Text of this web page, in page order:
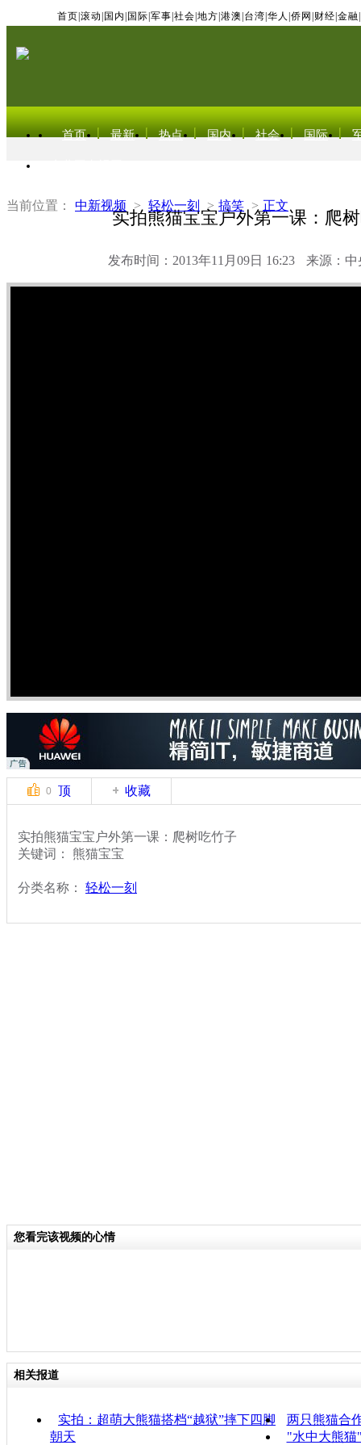
首页 滚动 国内 国际 军事 社会 地方 港澳 台湾 华人 侨网 财经 金融
首页 最新 热点 国内 社会 国际
当前位置： 中新视频 > 轻松一刻 > 搞笑 > 正文
实拍熊猫宝宝户外第一课：爬
发布时间：2013年11月09日 16:23 来源：中
0 顶 收藏
实拍熊猫宝宝户外第一课：爬树吃竹子
关键词： 熊猫宝宝
分类名称： 轻松一刻
您看完该视频的心情
相关报道
实拍：超萌大熊猫搭档“越狱”摔下四脚
朝天
两只熊猫合
"水中大熊